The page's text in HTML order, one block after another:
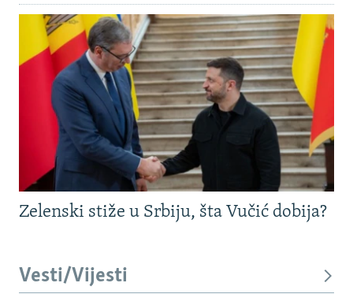
Zelenski stiže u Srbiju, šta Vučić dobija?
Vesti/Vijesti